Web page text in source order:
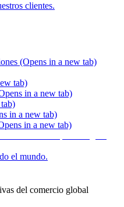
clientes.
(Opens in a new tab)
tab)
in a new tab)
in a new tab)
in a new tab)
el mundo.
del comercio global